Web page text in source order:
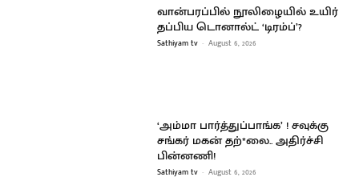
வான்பரப்பில் நூலிழையில் உயிர்
தப்பிய டொனால்ட் ‘டிரம்ப்’?
Sathiyam tv - August 6, 2026
‘அம்மா பார்த்துப்பாங்க’ ! சவுக்கு
சங்கர் மகன் தற்*லை.. அதிர்ச்சி
பின்னணி!
Sathiyam tv - August 6, 2026